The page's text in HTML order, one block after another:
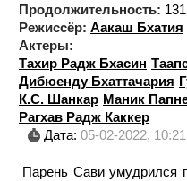
Продолжительность:
Режиссёр: Аакаш Бхатия
Актеры:
Тахир Радж Бхасин
Дибюенду Бхаттачария
К.С. Шанкар Маник
Рагхав Радж Каккер
Дата: 05-02-2022, 10:21
Парень Сави умудрился